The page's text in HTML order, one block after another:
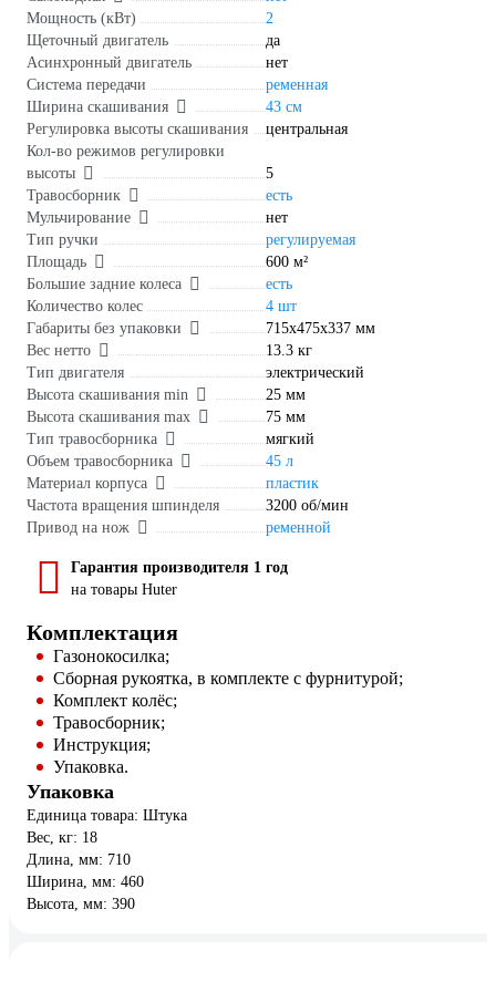
Мощность (кВт)
2
Щеточный двигатель
да
Асинхронный двигатель
нет
Система передачи
ременная
Ширина скашивания
43 см
Регулировка высоты скашивания
центральная
Кол-во режимов регулировки
высоты
5
Травосборник
есть
Мульчирование
нет
Тип ручки
регулируемая
Площадь
600 м²
Большие задние колеса
есть
Количество колес
4 шт
Габариты без упаковки
715х475х337 мм
Вес нетто
13.3 кг
Тип двигателя
электрический
Высота скашивания min
25 мм
Высота скашивания max
75 мм
Тип травосборника
мягкий
Объем травосборника
45 л
Материал корпуса
пластик
Частота вращения шпинделя
3200 об/мин
Привод на нож
ременной
Гарантия производителя 1 год
на товары Huter
Комплектация
Газонокосилка;
Сборная рукоятка, в комплекте с фурнитурой;
Комплект колёс;
Травосборник;
Инструкция;
Упаковка.
Упаковка
Единица товара: Штука
Вес, кг: 18
Длина, мм: 710
Ширина, мм: 460
Высота, мм: 390